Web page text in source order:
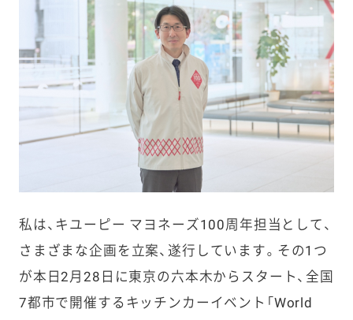
私は、キユーピー マヨネーズ100周年担当として、
さまざまな企画を立案、遂行しています。その1つ
が本日2月28日に東京の六本木からスタート、全国
7都市で開催するキッチンカーイベント「World